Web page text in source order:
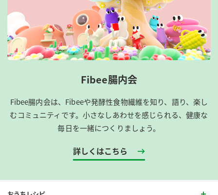
Fibee腸内会
Fibee腸内会は、​Fibeeや発酵性食物繊維を知り、語り、楽し
むコミュニティです。​小さなしあわせを感じられる、健康な
毎日を一緒につくりましょう。
詳しくはこちら